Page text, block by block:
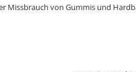
Missbrauch von Gummis und